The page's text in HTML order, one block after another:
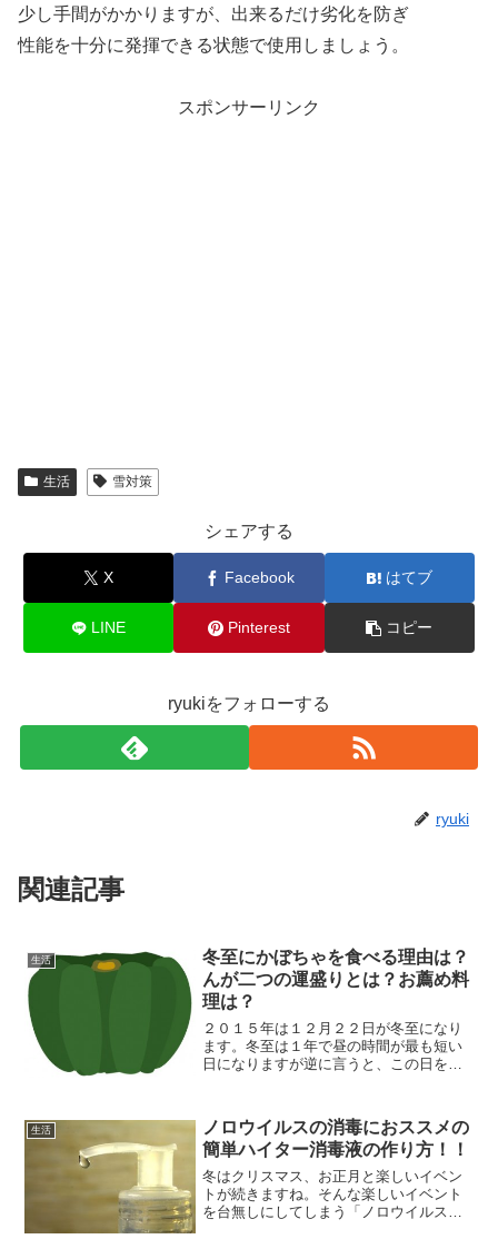
少し手間がかかりますが、出来るだけ劣化を防ぎ
性能を十分に発揮できる状態で使用しましょう。
スポンサーリンク
生活 雪対策
シェアする
X Facebook はてブ
LINE Pinterest コピー
ryukiをフォローする
ryuki
関連記事
生活
冬至にかぼちゃを食べる理由は？
んが二つの運盛りとは？お薦め料
理は？
２０１５年は１２月２２日が冬至になり
ます。冬至は１年で昼の時間が最も短い
日になりますが逆に言うと、この日を境
日に合わせて運気を上昇させるような風
習があります。今でも全国...
生活
ノロウイルスの消毒におススメの
簡単ハイター消毒液の作り方！！
冬はクリスマス、お正月と楽しいイベン
トが続きますね。そんな楽しいイベント
を台無しにしてしまう「ノロウイルス」